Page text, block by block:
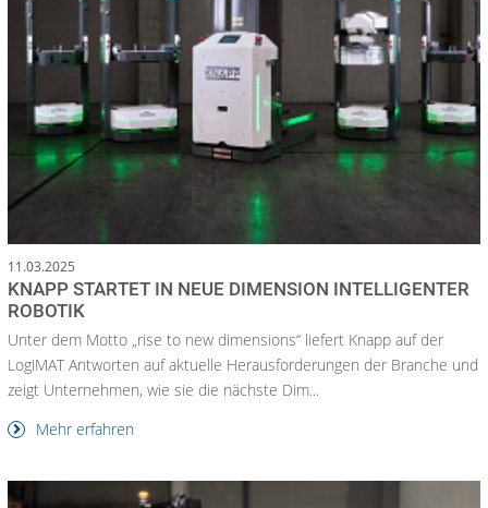
11.03.2025
KNAPP STARTET IN NEUE DIMENSION INTELLIGENTER
ROBOTIK
Unter dem Motto „rise to new dimensions“ liefert Knapp auf der
LogiMAT Antworten auf aktuelle Herausforderungen der Branche und
zeigt Unternehmen, wie sie die nächste Dim...
Mehr erfahren